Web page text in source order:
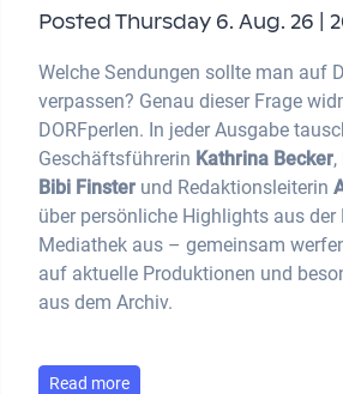
Posted Thursday 6. Aug. 26 |
Welche Sendungen sollte man auf
verpassen? Genau dieser Frage
DORFperlen. In jeder Ausgabe
Geschäftsführerin Kathrina Becker
Bibi Finster und Redaktionsleiterin
über persönliche Highlights aus der
Mediathek aus – gemeinsam
auf aktuelle Produktionen und
aus dem Archiv.
Read more